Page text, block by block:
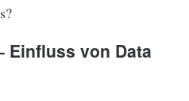
Einfluss von Data